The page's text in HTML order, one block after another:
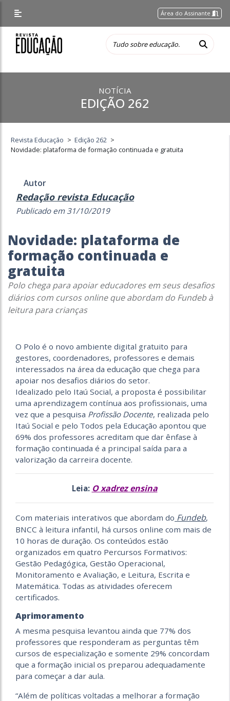
Área do Assinante
NOTÍCIA
EDIÇÃO 262
Revista Educação > Edição 262 >
Novidade: plataforma de formação continuada e gratuita
Autor
Redação revista Educação
Publicado em 31/10/2019
Novidade: plataforma de
formação continuada e
gratuita
Polo chega para apoiar educadores em seus desafios
diários com cursos online que abordam do Fundeb à
leitura para crianças
O Polo é o novo ambiente digital gratuito para
gestores, coordenadores, professores e demais
interessados na área da educação que chega para
apoiar nos desafios diários do setor.
Idealizado pelo Itaú Social, a proposta é possibilitar
uma aprendizagem contínua aos profissionais, uma
vez que a pesquisa Profissão Docente, realizada pelo
Itaú Social e pelo Todos pela Educação apontou que
69% dos professores acreditam que dar ênfase à
formação continuada é a principal saída para a
valorização da carreira docente.
Leia: O xadrez ensina
Com materiais interativos que abordam do Fundeb,
BNCC à leitura infantil, há cursos online com mais de
10 horas de duração. Os conteúdos estão
organizados em quatro Percursos Formativos:
Gestão Pedagógica, Gestão Operacional,
Monitoramento e Avaliação, e Leitura, Escrita e
Matemática. Todas as atividades oferecem
certificados.
Aprimoramento
A mesma pesquisa levantou ainda que 77% dos
professores que responderam as perguntas têm
cursos de especialização e somente 29% concordam
que a formação inicial os preparou adequadamente
para começar a dar aula.
“Além de políticas voltadas a melhorar a formação